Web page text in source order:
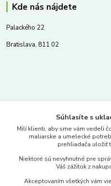
Kde nás nájdete
Palackého 22
Bratislava, 811 02
www.merkantil.sk
Pondelok-Piatok: 9.00-17.00hod.
objednavky@merkantil-
Súhlasíte s
Milí klienti, aby sme vám vedeli
maliarske a umelecké
prehliadača uložiť
Niektoré sú nevyhnutné pre
Váš zážitok z
Akceptovaním všetkých vám